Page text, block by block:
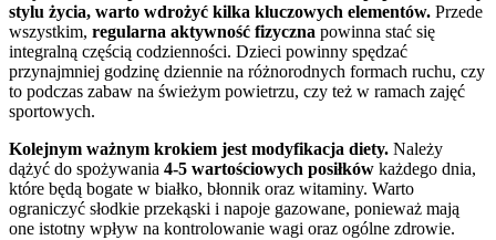
stylu życia, warto wdrożyć kilka kluczowych elementów. Przede
wszystkim, regularna aktywność fizyczna powinna stać się
integralną częścią codzienności. Dzieci powinny spędzać
przynajmniej godzinę dziennie na różnorodnych formach ruchu, czy
to podczas zabaw na świeżym powietrzu, czy też w ramach zajęć
sportowych.
Kolejnym ważnym krokiem jest modyfikacja diety. Należy
dążyć do spożywania 4-5 wartościowych posiłków każdego dnia,
które będą bogate w białko, błonnik oraz witaminy. Warto
ograniczyć słodkie przekąski i napoje gazowane, ponieważ mają
one istotny wpływ na kontrolowanie wagi oraz ogólne zdrowie.